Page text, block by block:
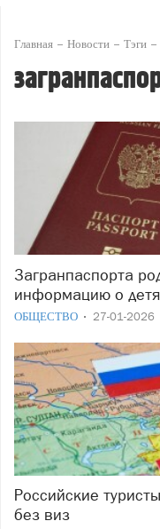
Главная Новости Тэги
Загранпаспорта родителей перестанут вмещать
информацию о
ОБЩЕСТВО 27-01-2026
Российские туристы массово едут покорять Китай
без виз